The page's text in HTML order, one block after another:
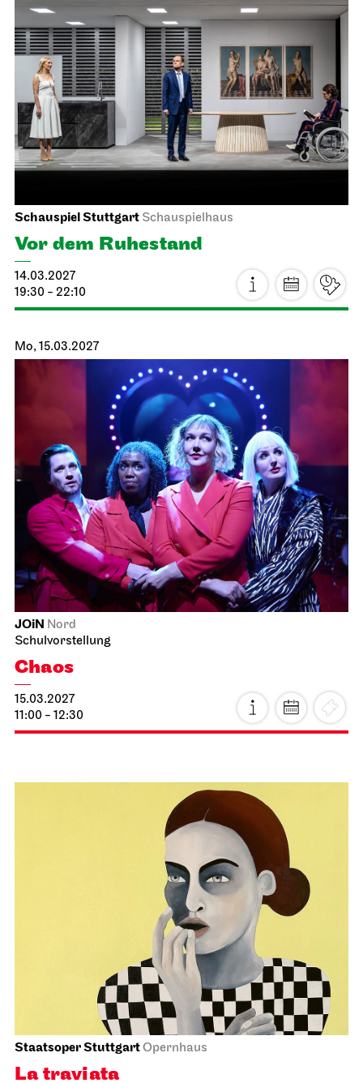
Stuttgarter Ballett Schauspielhaus
Noverre: Junge Choreografen
21.02.2027
14:00
Staatsoper Stuttgart Opernhaus
Idomeneo
21.02.2027
19:00 - 22:15
Schauspielhaus
Noverre: Junge Choreografen
Mo, 22.02.2027